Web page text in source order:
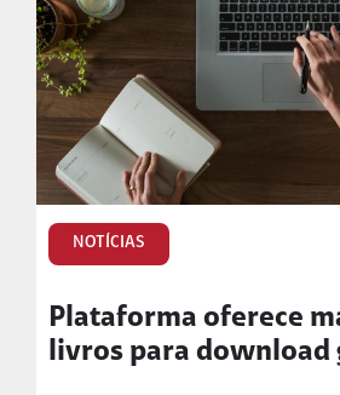
NOTÍCIAS
Plataforma oferece
livros para download